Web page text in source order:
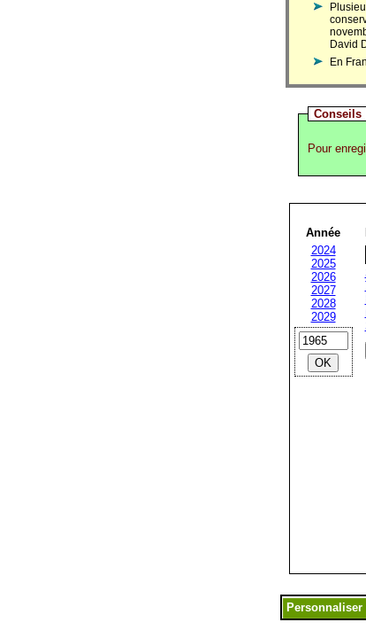
David
En
Conseils
Pour
Année
2024
2025
2026
2027
2028
2029